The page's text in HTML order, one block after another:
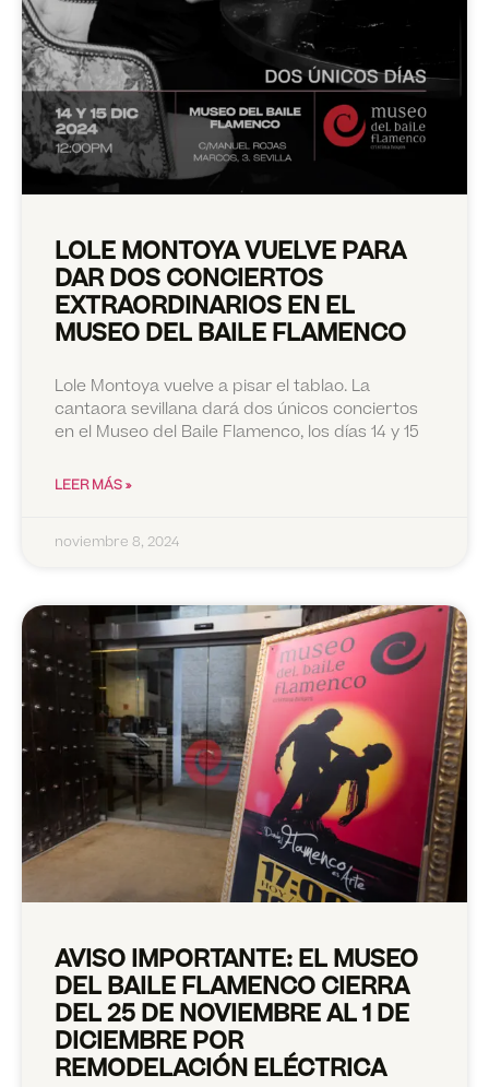
LOLE MONTOYA VUELVE PARA
DAR DOS CONCIERTOS
EXTRAORDINARIOS EN EL
MUSEO DEL BAILE FLAMENCO
Lole Montoya vuelve a pisar el tablao. La
cantaora sevillana dará dos únicos conciertos
en el Museo del Baile Flamenco, los días 14 y 15
LEER MÁS »
noviembre 8, 2024
AVISO IMPORTANTE: EL MUSEO
DEL BAILE FLAMENCO CIERRA
DEL 25 DE NOVIEMBRE AL 1 DE
DICIEMBRE POR
REMODELACIÓN ELÉCTRICA